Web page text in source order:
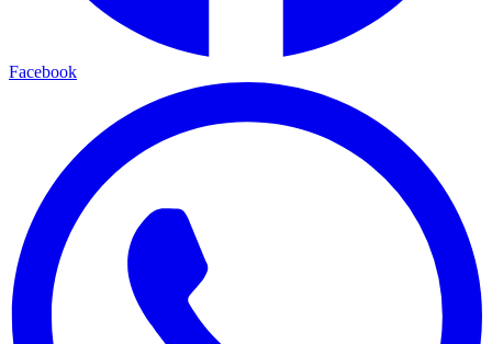
Facebook